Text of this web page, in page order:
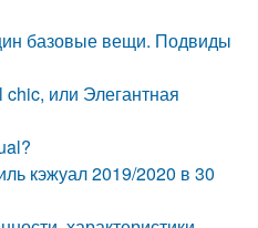
базовые вещи. Подвиды
или Элегантная
кэжуал 2019/2020 в 30